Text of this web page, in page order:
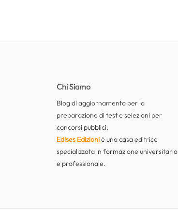
Chi Siamo
Blog di aggiornamento per la
preparazione di test e selezioni per
concorsi pubblici.
Edises Edizioniè una casa editrice
specializzata in formazione universitaria
e professionale.